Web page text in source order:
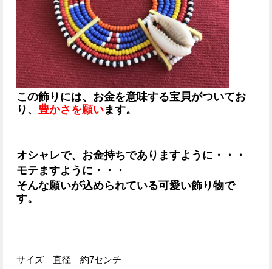
この飾りには、お金を意味する宝貝がついてお
り、 豊かさを願います。
オシャレで、お金持ちでありますように・・・
モテますように・・・
そんな願いが込められている可愛い飾り物で
す。
サイズ 直径 約7センチ